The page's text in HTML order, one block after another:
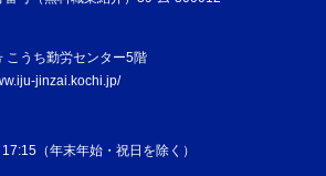
こうち勤労センター5階
jinzai.kochi.jp/
（年末年始・祝日を除く）